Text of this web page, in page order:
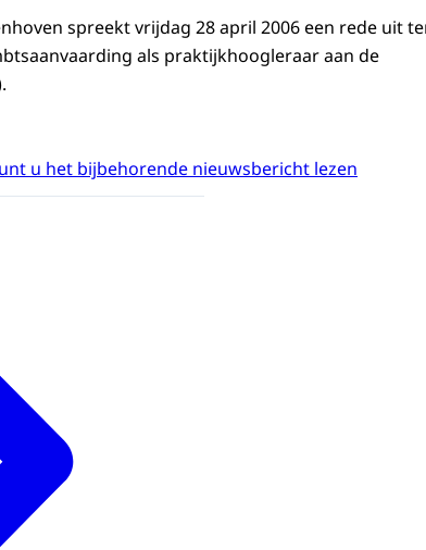
spreekt vrijdag 28 april 2006 een rede uit
als praktijkhoogleraar aan de
u het bijbehorende nieuwsbericht lezen